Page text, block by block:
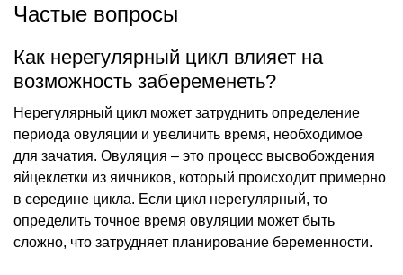
Частые вопросы
Как нерегулярный цикл влияет на
возможность забеременеть?
Нерегулярный цикл может затруднить определение
периода овуляции и увеличить время, необходимое
для зачатия. Овуляция – это процесс высвобождения
яйцеклетки из яичников, который происходит примерно
в середине цикла. Если цикл нерегулярный, то
определить точное время овуляции может быть
сложно, что затрудняет планирование беременности.